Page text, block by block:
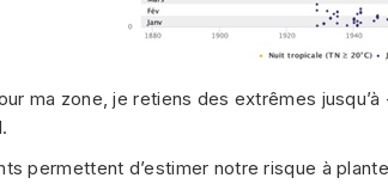
ma zone, je retiens des extrêmes
permettent d’estimer notre risque à